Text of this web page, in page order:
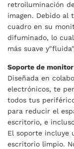
retroiluminación
imagen. Debido al
cuadro en su
difuminado, lo
más suave
Soporte de
Diseñada en
electrónicos, te
todos tus
para reducir el
escritorio, e
El soporte incluye
escritorio limpio.